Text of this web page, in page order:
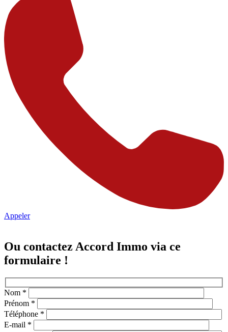
Appeler
Ou contactez Accord Immo via ce
formulaire !
Nom *
Prénom *
Téléphone *
E-mail *